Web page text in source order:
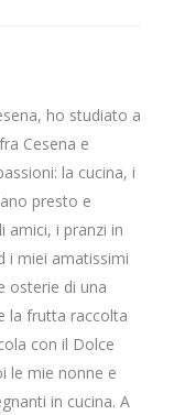
ho studiato a
Cesena e
la cucina, i
presto e
amici, i pranzi in
i miei amatissimi
osterie di una
la frutta raccolta
con il Dolce
le mie nonne e
in cucina. A